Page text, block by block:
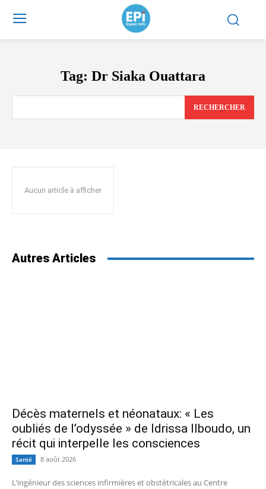
Tag: Dr Siaka Ouattara
RECHERCHER
Aucun article à afficher
Autres Articles
Décès maternels et néonataux: « Les
oubliés de l’odyssée » de Idrissa Ilboudo, un
récit qui interpelle les consciences
Santé 8 août 2026
L’ingénieur des sciences infirmières et obstétricales au Centre